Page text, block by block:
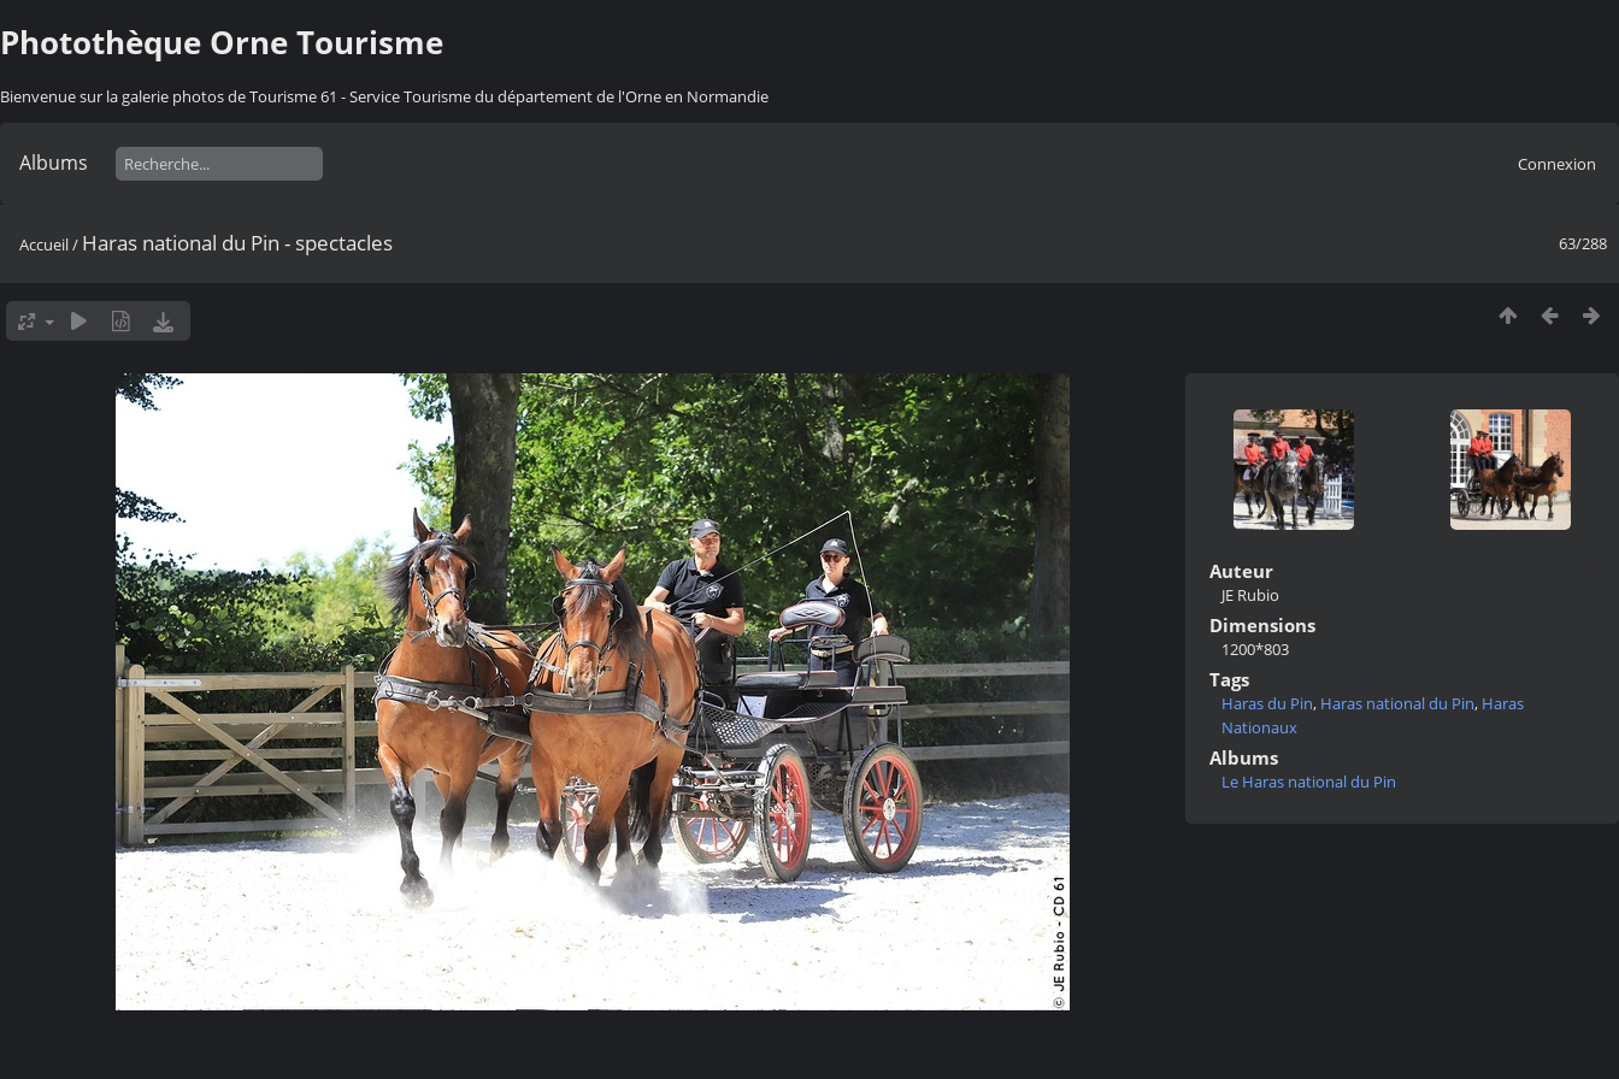
Photothèque Orne Tourisme
Bienvenue sur la galerie photos de Tourisme 61 - Service Tourisme du département de l'Orne en Normandie
Albums Connexion
63/288
Accueil/ Haras national du Pin - spectacles
Auteur
JE Rubio
Dimensions
1200*803
Tags
Haras du Pin, Haras national du Pin, Haras
Nationaux
Albums
Le Haras national du Pin